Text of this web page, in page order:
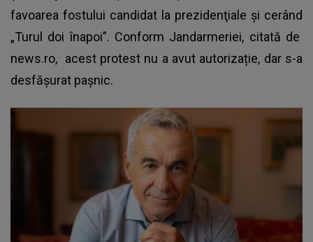
favoarea fostului candidat la prezidenţiale şi cerând
„Turul doi înapoi”. Conform Jandarmeriei, citată de
news.ro, acest protest nu a avut autorizație, dar s-a
desfășurat pașnic.